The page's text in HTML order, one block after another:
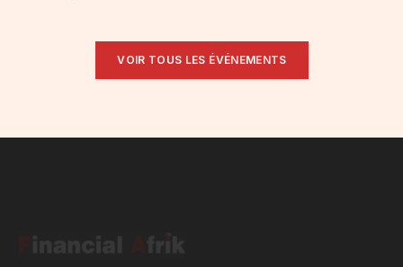
VOIR TOUS LES ÉVÉNEMENTS